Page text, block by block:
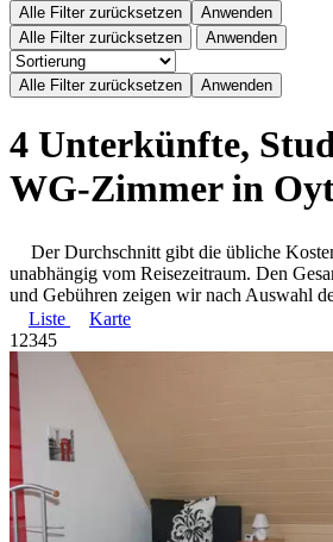
Alle Filter zurücksetzen
Anwenden
Alle Filter zurücksetzen
Anwenden
4 Unterkünfte,
WG-Zimmer in
Der Durchschnitt gibt die übliche
unabhängig vom Reisezeitraum. Den
und Gebühren zeigen wir nach Auswahl
Liste
Karte
1 2345